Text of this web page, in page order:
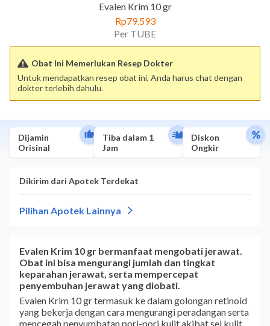
Evalen Krim 10 gr
Rp79.593
Per TUBE
Obat Ini Memerlukan Resep Dokter
Untuk mendapatkan resep obat ini, Anda harus chat dengan
dokter terlebih dahulu.
Dijamin
Orisinal
Tiba dalam 1
Jam
Diskon
Ongkir
Evalen Krim 10 gr bermanfaat mengobati jerawat.
Obat ini bisa mengurangi jumlah dan tingkat
keparahan jerawat, serta mempercepat
penyembuhan jerawat yang diobati.
Evalen Krim 10 gr termasuk ke dalam golongan retinoid
yang bekerja dengan cara mengurangi peradangan serta
mencegah penyumbatan pori-pori kulit akibat sel kulit